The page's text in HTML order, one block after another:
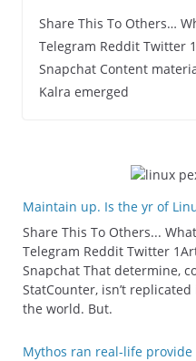
Share This To Others…
Telegram Reddit Twitter
Snapchat Content
Kalra emerged
Maintain up. Is the yr of
Share This To Others...
Telegram Reddit Twitter
Snapchat That determine,
StatCounter, isn’t
the world. But.
Mythos ran real-life provide